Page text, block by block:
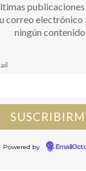
publicaciones
correo electrónico
ningún
Powered by